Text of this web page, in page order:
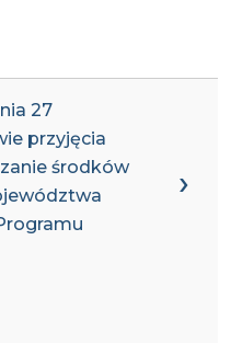
27
przyjęcia
środków